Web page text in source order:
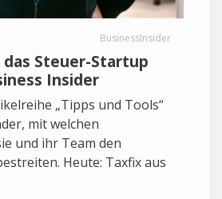
BusinessInsider
Steuer-Startup
Insider
„Tipps und Tools“
mit welchen
und ihr Team den
Heute: Taxfix aus